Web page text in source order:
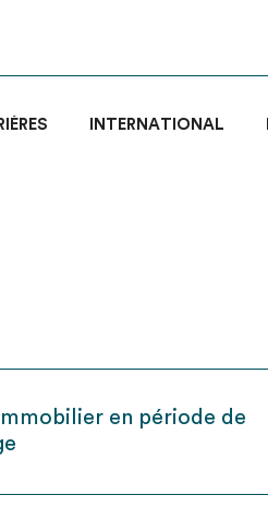
INTERNATIONAL
en période de